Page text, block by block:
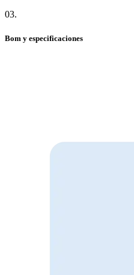
03.
Bom y especificaciones